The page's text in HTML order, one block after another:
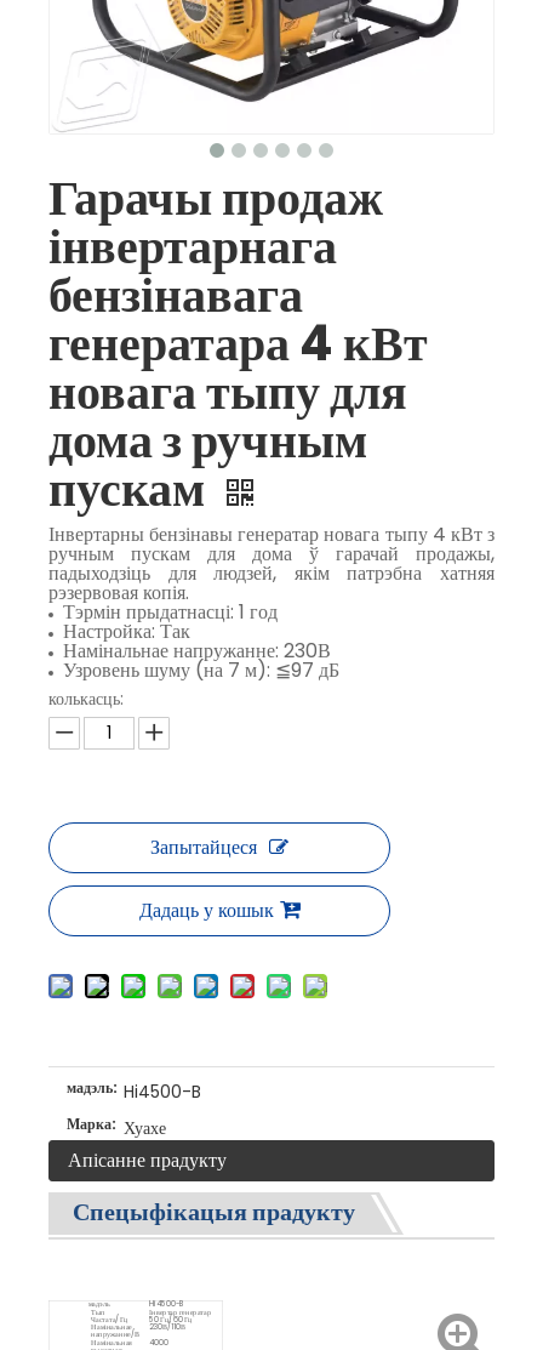
Гарачы продаж
інвертарнага
бензінавага
генератара 4 кВт
новага тыпу для
дома з ручным
пускам
Інвертарны бензінавы генератар новага тыпу 4 кВт з
ручным пускам для дома ў гарачай продажы,
падыходзіць для людзей, якім патрэбна хатняя
рэзервовая копія.
Тэрмін прыдатнасці: 1 год
Настройка: Так
Намінальнае напружанне: 230В
Узровень шуму (на 7 м): ≦97 дБ
колькасць:
Запытайцеся
Дадаць у кошык
мадэль: Hi4500-B
Марка: Хуахе
Апісанне прадукту
Спецыфікацыя прадукту
мадэль Hi4500-B
Тып Інвертар генератар
Частата/Гц 50 Гц/60 Гц
Намінальнае
напружанне/В
230В/110В
Намінальная 4000